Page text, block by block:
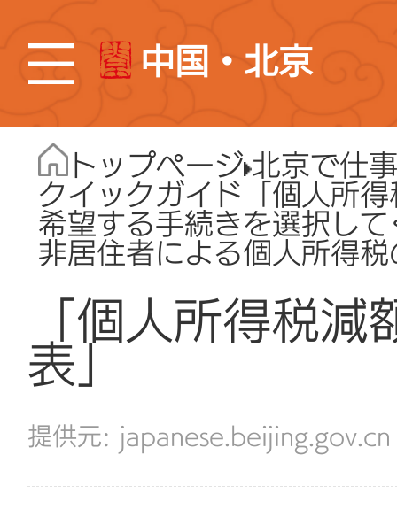
中国・北京
トップページ 北京で仕
クイックガイド「個人所
希望する手続きを選択し
非居住者による個人所得
「個人所得税
表」
japanese.beijing.gov.cn